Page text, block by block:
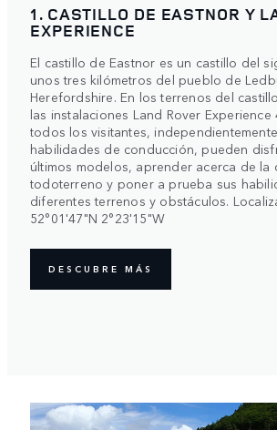
1. CASTILLO DE EASTNOR Y
EXPERIENCE
El castillo de Eastnor es un castillo del
unos tres kilómetros del pueblo de
Herefordshire. En los terrenos del
las instalaciones Land Rover
todos los visitantes,
habilidades de conducción, pueden
últimos modelos, aprender acerca de la
todoterreno y poner a prueba sus
diferentes terrenos y obstáculos.
52°01'47"N 2°23'15"W
DESCUBRE MÁS